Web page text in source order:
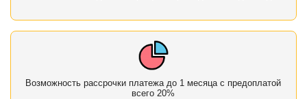
Возможность рассрочки платежа до 1 месяца с предоплатой
всего 20%